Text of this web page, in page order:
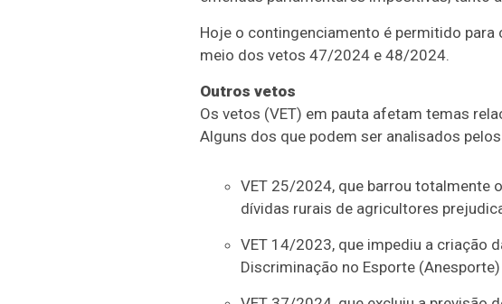
Hoje o contingenciamento é permitido
meio dos vetos 47/2024 e 48/2024.
Outros vetos
Os vetos (VET) em pauta afetam temas
Alguns dos que podem ser analisados
VET 25/2024, que barrou totalmente
dívidas rurais de agricultores
VET 14/2023, que impediu a criação
Discriminação no Esporte